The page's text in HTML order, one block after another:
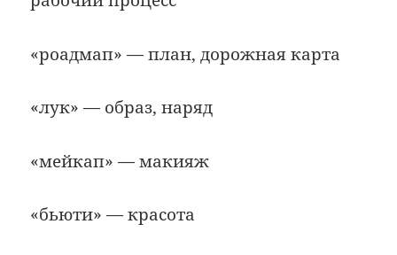
«роадмап» — план, дорожная карта
«лук» — образ, наряд
«мейкап» — макияж
«бьюти» — красота